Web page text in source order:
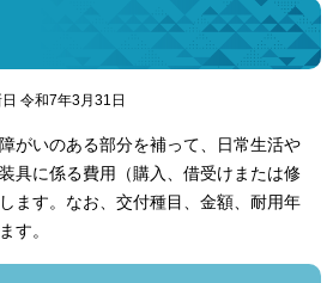
令和7年3月31日
がいのある部分を補って、日常生活や
具に係る費用（購入、借受けまたは修
ます。なお、交付種目、金額、耐用年
す。